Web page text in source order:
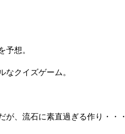
予想。
なクイズゲーム。
が、流石に素直過ぎる作り・・・